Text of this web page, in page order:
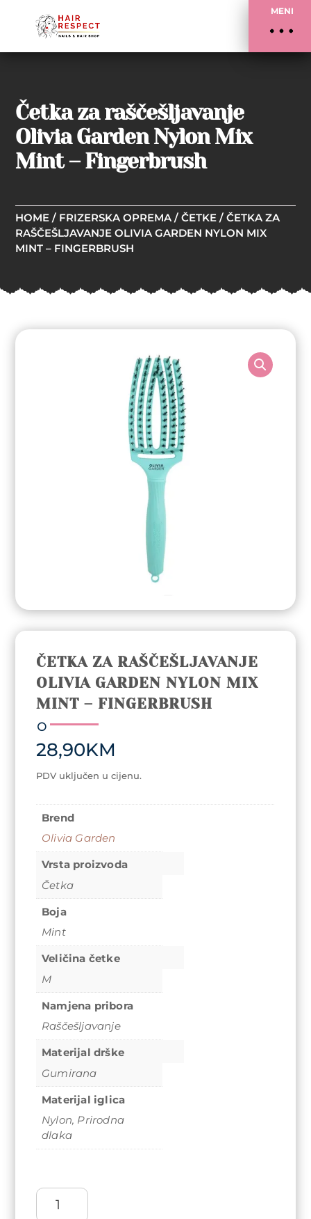
MENI
Četka za raščešljavanje
Olivia Garden Nylon Mix
Mint – Fingerbrush
HOME / FRIZERSKA OPREMA /ČETKE / ČETKA ZA
RAŠČEŠLJAVANJE OLIVIA GARDEN NYLON MIX
MINT – FINGERBRUSH
ČETKA ZA RAŠČEŠLJAVANJE
OLIVIA GARDEN NYLON MIX
MINT – FINGERBRUSH
28,90KM
PDV uključen u cijenu.
Brend
Olivia Garden
Vrsta proizvoda
Četka
Boja
Mint
Veličina četke
M
Namjena pribora
Raščešljavanje
Materijal drške
Gumirana
Materijal iglica
Nylon, Prirodna
dlaka
Četka